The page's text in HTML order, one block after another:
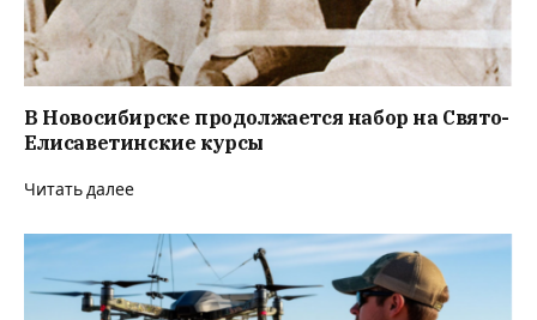
В Новосибирске продолжается набор на Свято-
Елисаветинские курсы
Читать далее